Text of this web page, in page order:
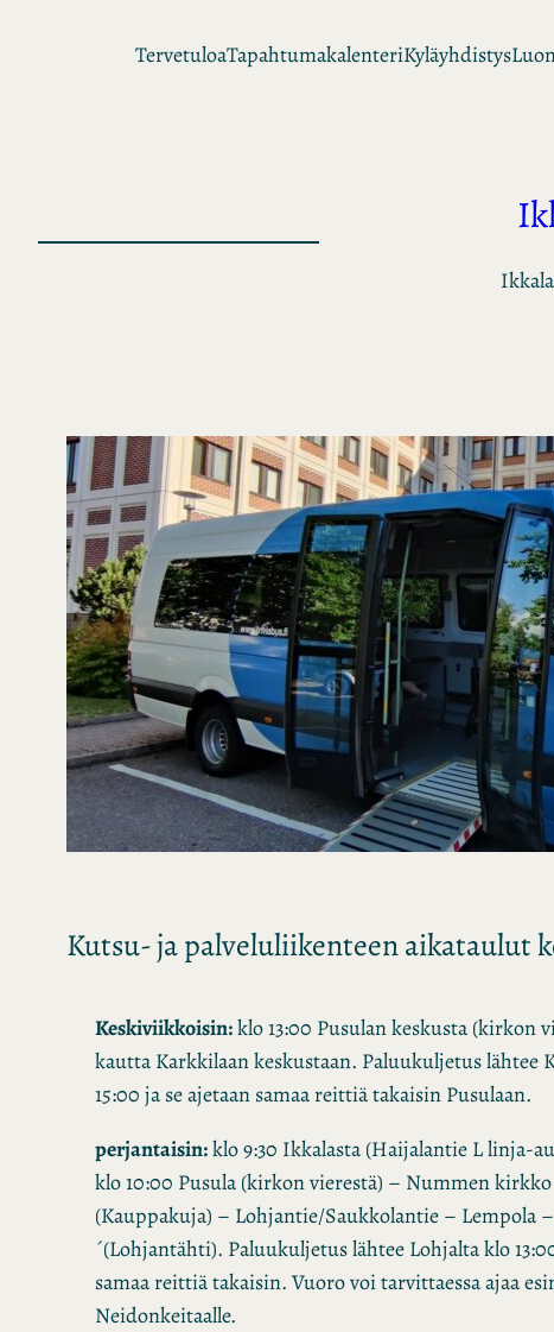
TervetuloaTapahtumakalenteriKyläyhdistys
Kutsu- ja palveluliikenteen aikataulut
Keskiviikkoisin:klo 13:00 Pusulan keskusta (kirkon
kautta Karkkilaan keskustaan. Paluukuljetus lähtee
15:00 ja se ajetaan samaa reittiä takaisin Pusulaan.
perjantaisin:klo 9:30 Ikkalasta (Haijalantie L linja-
klo 10:00 Pusula (kirkon vierestä) – Nummen
(Kauppakuja) – Lohjantie/Saukkolantie – Lempola
´(Lohjantähti). Paluukuljetus lähtee Lohjalta klo
samaa reittiä takaisin. Vuoro voi tarvittaessa ajaa
Neidonkeitaalle.